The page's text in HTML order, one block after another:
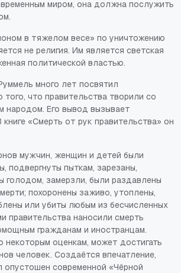
миром, она должна послужить
в тяжелом весе» по уничтожению
не религия. Им является светская
политической властью.
много лет посвятил
что правительства творили со
народом. Его вывод вызывает
«Смерть от рук правительства» он
мужчин, женщин и детей были
подвергнуты пыткам, зарезаны,
голодом, замерзли, были раздавлены
похоронены заживо, утоплены,
или убиты любым из бесчисленных
правительства наносили смерть
гражданам и иностранцам.
некоторым оценкам, может достигать
человек. Создаётся впечатление,
современной «Чёрной